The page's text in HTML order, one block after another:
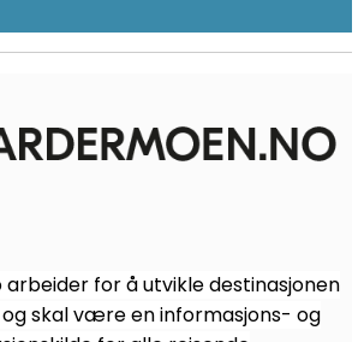
for å utvikle destinasjonen
skal være en informasjons- og